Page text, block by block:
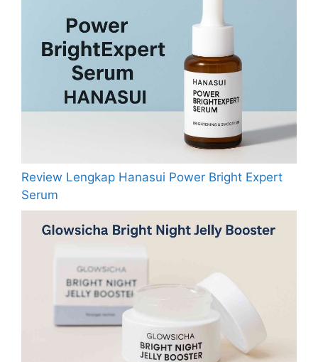
Review Lengkap Hanasui Power Bright Expert
Serum